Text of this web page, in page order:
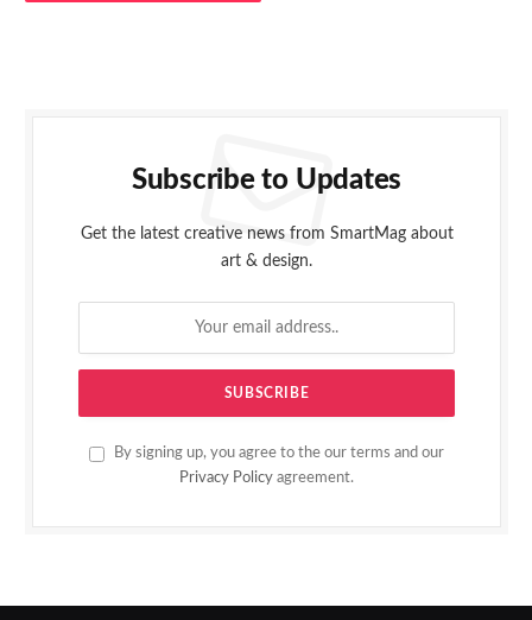
Subscribe to Updates
Get the latest creative news from SmartMag about
art & design.
By signing up, you agree to the our terms and our
Privacy Policy agreement.